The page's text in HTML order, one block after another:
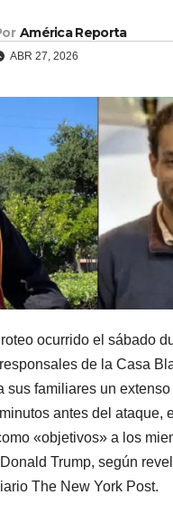
América Reporta
ABR 27, 2026
ocurrido el sábado
de la Casa
sus familiares un
antes del ataque,
«objetivos» a los
Trump, según
The New York Post.